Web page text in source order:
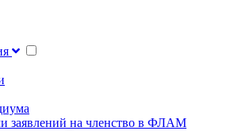
заявлений на членство в ФЛАМ